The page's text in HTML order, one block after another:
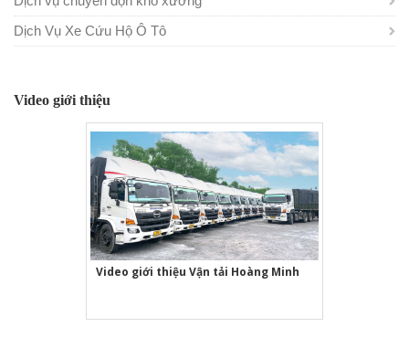
Dịch Vụ Xe Cứu Hộ Ô Tô
Video giới thiệu
Video giới thiệu Vận tải Hoàng Minh